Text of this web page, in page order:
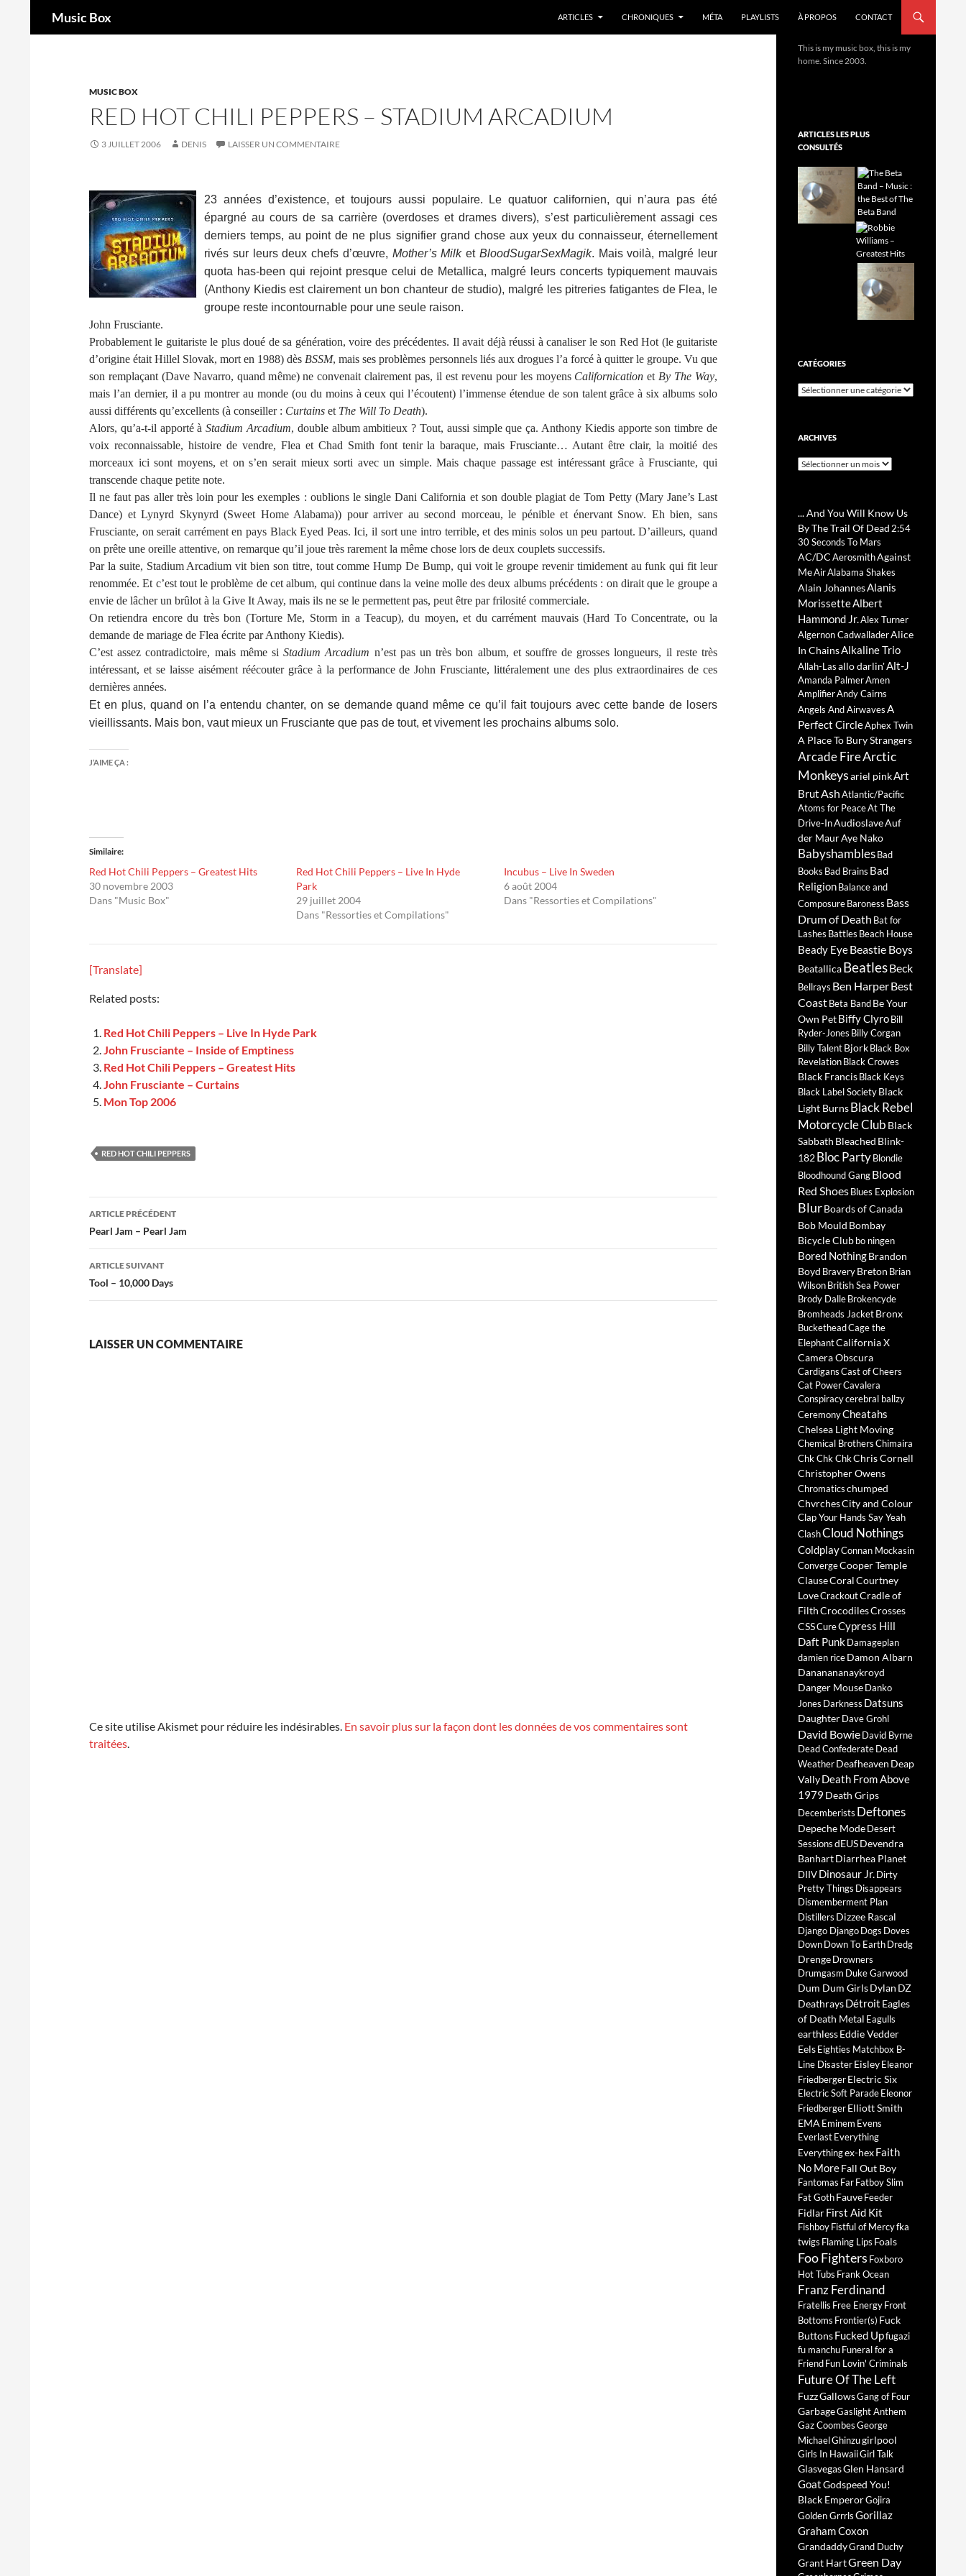
Music Box ARTICLES CHRONIQUES MÉTA PLAYLISTS À PROPOS CONTACT
MUSIC BOX
RED HOT CHILI PEPPERS – STADIUM ARCADIUM
3 JUILLET 2006 DENIS LAISSER UN COMMENTAIRE
23 années d’existence, et toujours aussi populaire. Le quatuor californien, qui n’aura pas été
épargné au cours de sa carrière (overdoses et drames divers), s’est particulièrement assagi ces
derniers temps, au point de ne plus signifier grand chose aux yeux du connaisseur, éternellement
rivés sur leurs deux chefs d’œuvre, Mother’s Milket BloodSugarSexMagik. Mais voilà, malgré leur
quota has-been qui rejoint presque celui de Metallica, malgré leurs concerts typiquement mauvais
(Anthony Kiedis est clairement un bon chanteur de studio), malgré les pitreries fatigantes de Flea, le
groupe reste incontournable pour une seule raison.
John Frusciante.
Probablement le guitariste le plus doué de sa génération, voire des précédentes. Il avait déjà réussi à canaliser le son Red Hot (le guitariste
d’origine était Hillel Slovak, mort en 1988) dès BSSM, mais ses problèmes personnels liés aux drogues l’a forcé à quitter le groupe. Vu que
son remplaçant (Dave Navarro, quand même) ne convenait clairement pas, il est revenu pour les moyens Californication et By The Way,
mais l’an dernier, il a pu montrer au monde (ou du moins à ceux qui l’écoutent) l’immense étendue de son talent grâce à six albums solo
aussi différents qu’excellents (à conseiller : Curtains et The Will To Death).
Alors, qu’a-t-il apporté àStadium Arcadium, double album ambitieux ? Tout, aussi simple que ça. Anthony Kiedis apporte son timbre de
voix reconnaissable, histoire de vendre, Flea et Chad Smith font tenir la baraque, mais Frusciante… Autant être clair, la moitié des
morceaux ici sont moyens, et on s’en serait mieux sorti avec un simple. Mais chaque passage est intéressant grâce à Frusciante, qui
transcende chaque petite note.
Il ne faut pas aller très loin pour les exemples : oublions le single Dani California et son double plagiat de Tom Petty (Mary Jane’s Last
Dance) et Lynyrd Skynyrd (Sweet Home Alabama)) pour arriver au second morceau, le pénible et énervant Snow. Eh bien, sans
Frusciante, on serait carrément en pays Black Eyed Peas. Ici, il sort une intro terrible, et des minis solos un peu partout. D’ailleurs, quand
on prête une oreille attentive, on remarque qu’il joue très rarement la même chose lors de deux couplets successifs.
Par la suite, Stadium Arcadium vit bien son titre, tout comme Hump De Bump, qui voit le groupe revenir timidement au funk qui fit leur
renommée. Et c’est tout le problème de cet album, qui continue dans la veine molle des deux albums précédents : on dirait que le groupe a
envie de lâcher un brûlot à la Give It Away, mais ils ne se le permettent pas, peut être par frilosité commerciale.
On retiendra encore du très bon (Torture Me, Storm in a Teacup), du moyen, et du carrément mauvais (Hard To Concentrate, ou la
demande de mariage de Flea écrite par Anthony Kiedis).
C’est assez contradictoire, mais même siStadium Arcadium n’est pas un très bon album, et souffre de grosses longueurs, il reste très
intéressant, et se laisse aisément réécouter grâce à la performance de John Frusciante, littéralement une des plus extraordinaires de ces
dernières années.
Et en plus, quand on l’a entendu chanter, on se demande quand même ce qu’il fait toujours avec cette bande de losers
vieillissants. Mais bon, vaut mieux un Frusciante que pas de tout, et vivement les prochains albums solo.
J’AIME ÇA :
Similaire
Red Hot Chili Peppers – Greatest Hits
30 novembre 2003
Dans "Music Box"
Red Hot Chili Peppers – Live In Hyde
Park
29 juillet 2004
Dans "Ressorties et Compilations"
Incubus – Live In Sweden
6 août 2004
Dans "Ressorties et Compilations"
[Translate]
Related posts:
Red Hot Chili Peppers – Live In Hyde Park
John Frusciante – Inside of Emptiness
Red Hot Chili Peppers – Greatest Hits
John Frusciante – Curtains
Mon Top 2006
RED HOT CHILI PEPPERS
Navigation
des
articles
ARTICLE PRÉCÉDENT
Pearl Jam – Pearl Jam
ARTICLE SUIVANT
Tool – 10,000 Days
LAISSER UN COMMENTAIRE
Ce site utilise Akismet pour réduire les indésirables. En savoir plus sur la façon dont les données de vos commentaires sont
traitées.
This is my music box, this is my
home. Since 2003.
ARTICLES LES PLUS
CONSULTÉS
CATÉGORIES
Catégories
ARCHIVES
Archives
... And You Will Know Us
By The Trail Of Dead 2:54
30 Seconds To Mars
AC/DCAerosmithAgainst
MeAirAlabama Shakes
Alain JohannesAlanis
MorissetteAlbert
Hammond Jr.Alex Turner
Algernon CadwalladerAlice
In ChainsAlkaline Trio
Allah-Lasallo darlin'Alt-J
Amanda PalmerAmen
AmplifierAndy Cairns
Angels And AirwavesA
Perfect CircleAphex Twin
A Place To Bury Strangers
Arcade FireArctic
Monkeysariel pinkArt
BrutAshAtlantic/Pacific
Atoms for PeaceAt The
Drive-InAudioslaveAuf
der MaurAye Nako
BabyshamblesBad
Books Bad Brains Bad
ReligionBalance and
ComposureBaroness Bass
Drum of Death Bat for
Lashes Battles Beach House
Beady EyeBeastie Boys
BeatallicaBeatlesBeck
Bellrays Ben HarperBest
CoastBeta BandBe Your
Own PetBiffy ClyroBill
Ryder-Jones Billy Corgan
Billy TalentBjorkBlack Box
RevelationBlack Crowes
Black FrancisBlack Keys
Black Label SocietyBlack
Light Burns Black Rebel
Motorcycle Club Black
Sabbath Bleached Blink-
182 Bloc PartyBlondie
Bloodhound GangBlood
Red ShoesBlues Explosion
BlurBoards of Canada
Bob Mould Bombay
Bicycle Clubbo ningen
Bored NothingBrandon
Boyd BraveryBreton Brian
WilsonBritish Sea Power
Brody DalleBrokencyde
Bromheads JacketBronx
BucketheadCage the
ElephantCalifornia X
Camera Obscura
CardigansCast of Cheers
Cat PowerCavalera
Conspiracycerebral ballzy
CeremonyCheatahs
Chelsea Light Moving
Chemical BrothersChimaira
Chk Chk ChkChris Cornell
Christopher Owens
Chromaticschumped
ChvrchesCity and Colour
Clap Your Hands Say Yeah
ClashCloud Nothings
ColdplayConnan Mockasin
ConvergeCooper Temple
ClauseCoralCourtney
LoveCrackoutCradle of
FilthCrocodilesCrosses
CSSCureCypress Hill
Daft PunkDamageplan
damien riceDamon Albarn
Dananananaykroyd
Danger MouseDanko
Jones Darkness Datsuns
DaughterDave Grohl
David BowieDavid Byrne
Dead ConfederateDead
WeatherDeafheaven Deap
VallyDeath From Above
1979 Death Grips
Decemberists Deftones
Depeche ModeDesert
SessionsdEUSDevendra
BanhartDiarrhea Planet
DIIVDinosaur Jr.Dirty
Pretty Things Disappears
Dismemberment Plan
Distillers Dizzee Rascal
Django DjangoDogs Doves
DownDown To EarthDredg
DrengeDrowners
Drumgasm Duke Garwood
Dum Dum GirlsDylan DZ
DeathraysDétroit Eagles
of Death Metal Eagulls
earthlessEddie Vedder
EelsEighties Matchbox B-
Line DisasterEisleyEleanor
FriedbergerElectric Six
Electric Soft ParadeEleonor
FriedbergerElliott Smith
EMA Eminem Evens
EverlastEverything
Everythingex-hexFaith
No MoreFall Out Boy
Fantomas FarFatboy Slim
Fat GothFauveFeeder
FidlarFirst Aid Kit
FishboyFistful of Mercyfka
twigs Flaming Lips Foals
Foo Fighters Foxboro
Hot Tubs Frank Ocean
Franz Ferdinand
Fratellis Free EnergyFront
Bottoms Frontier(s) Fuck
ButtonsFucked Upfugazi
fu manchuFuneral for a
FriendFun Lovin' Criminals
Future Of The Left
FuzzGallowsGang of Four
GarbageGaslight Anthem
Gaz CoombesGeorge
MichaelGhinzugirlpool
Girls In HawaiiGirl Talk
GlasvegasGlen Hansard
GoatGodspeed You!
Black EmperorGojira
Golden GrrrlsGorillaz
Graham Coxon
GrandaddyGrand Duchy
Grant HartGreen Day